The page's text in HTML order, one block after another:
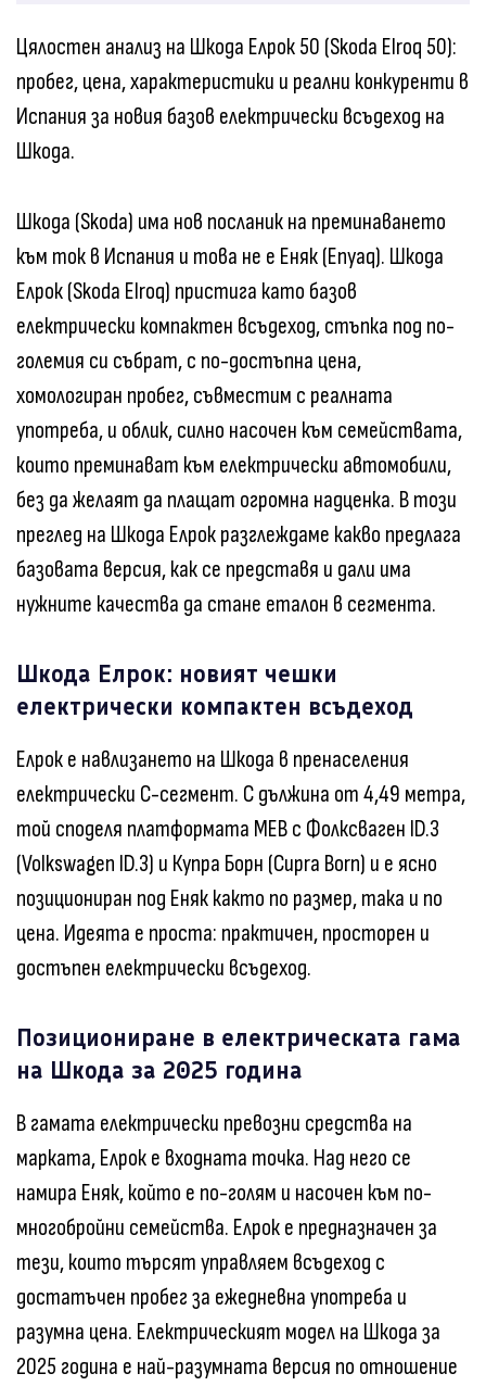
Цялостен анализ на Шкода Елрок 50 (Skoda Elroq 50):
пробег, цена, характеристики и реални конкуренти в
Испания за новия базов електрически всъдеход на
Шкода.
Шкода (Skoda) има нов посланик на преминаването
към ток в Испания и това не е Еняк (Enyaq). Шкода
Елрок (Skoda Elroq) пристига като базов
електрически компактен всъдеход, стъпка под по-
големия си събрат, с по-достъпна цена,
хомологиран пробег, съвместим с реалната
употреба, и облик, силно насочен към семействата,
които преминават към електрически автомобили,
без да желаят да плащат огромна надценка. В този
преглед на Шкода Елрок разглеждаме какво предлага
базовата версия, как се представя и дали има
нужните качества да стане еталон в сегмента.
Шкода Елрок: новият чешки
електрически компактен всъдеход
Елрок е навлизането на Шкода в пренаселения
електрически C-сегмент. С дължина от 4,49 метра,
той споделя платформата MEB с Фолксваген ID.3
(Volkswagen ID.3) и Купра Борн (Cupra Born) и е ясно
позициониран под Еняк както по размер, така и по
цена. Идеята е проста: практичен, просторен и
достъпен електрически всъдеход.
Позициониране в електрическата гама
на Шкода за 2025 година
В гамата електрически превозни средства на
марката, Елрок е входната точка. Над него се
намира Еняк, който е по-голям и насочен към по-
многобройни семейства. Елрок е предназначен за
тези, които търсят управляем всъдеход с
достатъчен пробег за ежедневна употреба и
разумна цена. Електрическият модел на Шкода за
2025 година е най-разумната версия по отношение